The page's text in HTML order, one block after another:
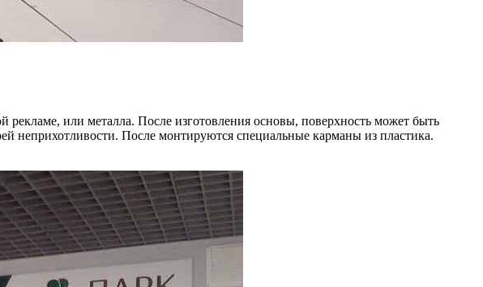
или металла. После изготовления основы, поверхность может быть
неприхотливости. После монтируются специальные карманы из пластика.